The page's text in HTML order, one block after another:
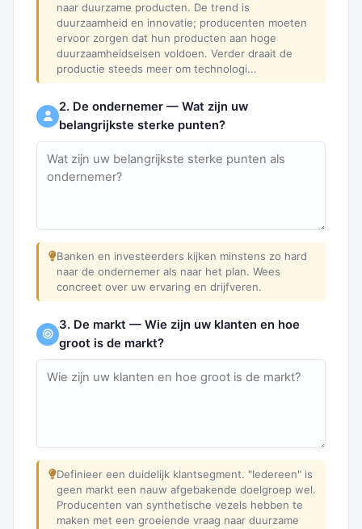
naar duurzame producten. De trend is
duurzaamheid en innovatie; producenten moeten
ervoor zorgen dat hun producten aan hoge
duurzaamheidseisen voldoen. Verder draait de
productie steeds meer om technologi...
2. De ondernemer — Wat zijn uw
belangrijkste sterke punten?
Banken en investeerders kijken minstens zo hard
naar de ondernemer als naar het plan. Wees
concreet over uw ervaring en drijfveren.
3. De markt — Wie zijn uw klanten en hoe
groot is de markt?
Definieer een duidelijk klantsegment. "Iedereen" is
geen markt een nauw afgebakende doelgroep wel.
Producenten van synthetische vezels hebben te
maken met een groeiende vraag naar duurzame